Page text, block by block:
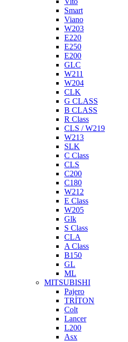
Smart
Viano
W203
E220
E250
E200
GLC
W211
W204
CLK
G CLASS
B CLASS
R Class
CLS / W219
W213
SLK
C Class
CLS
C200
C180
W212
E Class
W205
Glk
S Class
CLA
A Class
B150
GL
ML
MITSUBISHI
Pajero
TRİTON
Colt
Lancer
L200
Asx